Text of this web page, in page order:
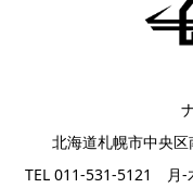
北海道札幌市中央
TEL 011-531-5121 月-